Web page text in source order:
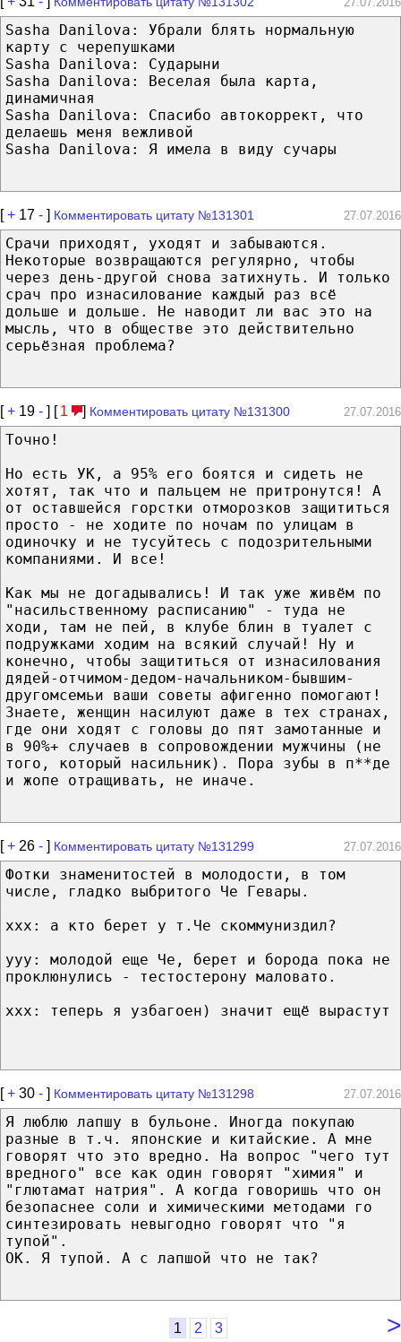
Sasha Danilova: Убрали блять нормальную
карту с черепушками
Sasha Danilova: Сударыни
Sasha Danilova: Веселая была карта,
динамичная
Sasha Danilova: Спасибо автокоррект, что
делаешь меня вежливой
Sasha Danilova: Я имела в виду сучары
[+ 17 - ] Комментировать цитату №131301 27.07.2016
Срачи приходят, уходят и забываются.
Некоторые возвращаются регулярно, чтобы
через день-другой снова затихнуть. И только
срач про изнасилование каждый раз всё
дольше и дольше. Не наводит ли вас это на
мысль, что в обществе это действительно
серьёзная проблема?
[+ 19 - ] [ 1 ] Комментировать цитату №131300 27.07.2016
Точно!
Но есть УК, а 95% его боятся и сидеть не
хотят, так что и пальцем не притронутся! А
от оставшейся горстки отморозков защититься
просто - не ходите по ночам по улицам в
одиночку и не тусуйтесь с подозрительными
компаниями. И все!
Как мы не догадывались! И так уже живём по
"насильственному расписанию" - туда не
ходи, там не пей, в клубе блин в туалет с
подружками ходим на всякий случай! Ну и
конечно, чтобы защититься от изнасилования
дядей-отчимом-дедом-начальником-бывшим-
другомсемьи ваши советы афигенно помогают!
Знаете, женщин насилуют даже в тех странах,
где они ходят с головы до пят замотанные и
в 90%+ случаев в сопровождении мужчины (не
того, который насильник). Пора зубы в п**де
и жопе отращивать, не иначе.
[+ 26 - ] Комментировать цитату №131299 27.07.2016
Фотки знаменитостей в молодости, в том
числе, гладко выбритого Че Гевары.
xxx: а кто берет у т.Че скоммуниздил?
yyy: молодой еще Че, берет и борода пока не
проклюнулись - тестостерону маловато.
xxx: теперь я узбагоен) значит ещё вырастут
[+ 30 - ] Комментировать цитату №131298 27.07.2016
Я люблю лапшу в бульоне. Иногда покупаю
разные в т.ч. японские и китайские. А мне
говорят что это вредно. На вопрос "чего тут
вредного" все как один говорят "химия" и
"глютамат натрия". А когда говоришь что он
безопаснее соли и химическими методами го
синтезировать невыгодно говорят что "я
тупой".
ОК. Я тупой. А с лапшой что не так?
>
1 2 3